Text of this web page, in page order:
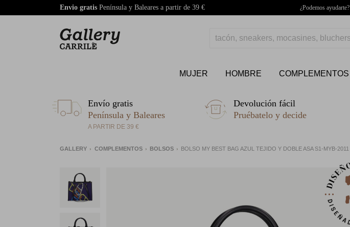
Envio gratis Península y Baleares a partir de 39 € ¿Podemos ayudarte?
MUJER HOMBRE COMPLEMENTOS
Envío gratis
Península y Baleares
A PARTIR DE 39 €
Devolución fácil
Pruébatelo y decide
GALLERY COMPLEMENTOS BOLSOS BOLSO MY BEST BAG AZUL TEJIDO Y DOBLE ASA S1-MYB-2011